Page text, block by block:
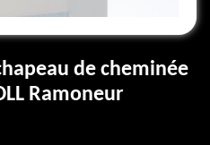
de cheminée
Ramoneur